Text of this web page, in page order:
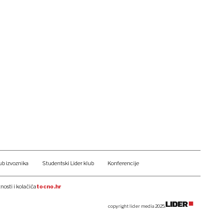
izvoznika Studentski Lider klub Konferencije
i kolačićatocno.hr
copyright lider media 2025.